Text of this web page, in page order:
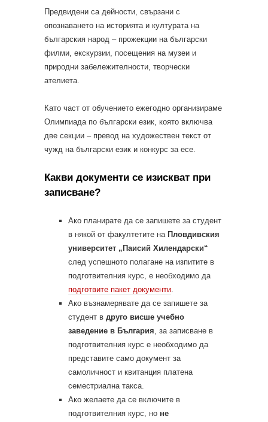
Предвидени са дейности, свързани с
опознаването на историята и културата на
българския народ – прожекции на български
филми, екскурзии, посещения на музеи и
природни забележителности, творчески
ателиета.
Като част от обучението ежегодно организираме
Олимпиада по български език, която включва
две секции – превод на художествен текст от
чужд на български език и конкурс за есе.
Какви документи се изискват при
записване?
Ако планирате да се запишете за студент
в някой от факултетите на Пловдивския
университет „Паисий Хилендарски“
след успешното полагане на изпитите в
подготвителния курс, е необходимо да
подготвите пакет документи.
Ако възнамерявате да се запишете за
студент в друго висше учебно
заведение в България, за записване в
подготвителния курс е необходимо да
представите само документ за
самоличност и квитанция платена
семестриална такса.
Ако желаете да се включите в
подготвителния курс, но не